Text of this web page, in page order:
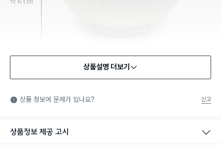
식품용 기구: 식품위생법에서 정한 규격에 따라 제조되어 식품 또
는 식품첨가물에 사용할 수 있는 식품용기구라는 표시입니다.
상품설명 더보기
상품 정보에 문제가 있나요? 신고
상품정보 제공 고시